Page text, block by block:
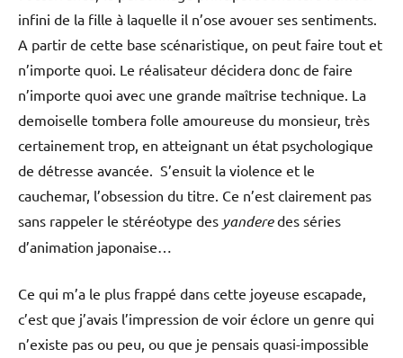
infini de la fille à laquelle il n’ose avouer ses sentiments.
A partir de cette base scénaristique, on peut faire tout et
n’importe quoi. Le réalisateur décidera donc de faire
n’importe quoi avec une grande maîtrise technique. La
demoiselle tombera folle amoureuse du monsieur, très
certainement trop, en atteignant un état psychologique
de détresse avancée. S’ensuit la violence et le
cauchemar, l’obsession du titre. Ce n’est clairement pas
sans rappeler le stéréotype des yanderedes séries
d’animation japonaise…
Ce qui m’a le plus frappé dans cette joyeuse escapade,
c’est que j’avais l’impression de voir éclore un genre qui
n’existe pas ou peu, ou que je pensais quasi-impossible